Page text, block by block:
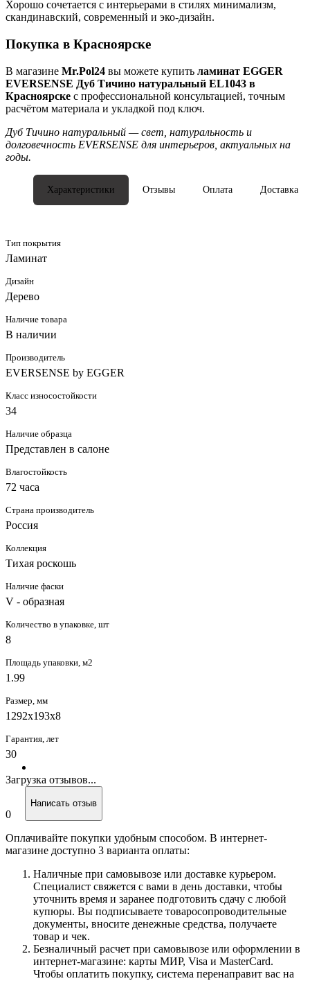
Хорошо сочетается с интерьерами в стилях минимализм,
скандинавский, современный и эко-дизайн.
Покупка в Красноярске
В магазине Mr.Pol24 вы можете купить ламинат EGGER
EVERSENSE Дуб Тичино натуральный EL1043 в
Красноярске с профессиональной консультацией, точным
расчётом материала и укладкой под ключ.
Дуб Тичино натуральный — свет, натуральность и
долговечность EVERSENSE для интерьеров, актуальных на
годы.
Характеристики Отзывы Оплата Доставка
Тип покрытия
Ламинат
Дизайн
Дерево
Наличие товара
В наличии
Производитель
EVERSENSE by EGGER
Класс износостойкости
34
Наличие образца
Представлен в салоне
Влагостойкость
72 часа
Страна производитель
Россия
Коллекция
Тихая роскошь
Наличие фаски
V - образная
Количество в упаковке, шт
8
Площадь упаковки, м2
1.99
Размер, мм
1292х193x8
Гарантия, лет
30
Загрузка отзывов...
0
Написать отзыв
Оплачивайте покупки удобным способом. В интернет-
магазине доступно 3 варианта оплаты:
Наличные при самовывозе или доставке курьером.
Специалист свяжется с вами в день доставки, чтобы
уточнить время и заранее подготовить сдачу с любой
купюры. Вы подписываете товаросопроводительные
документы, вносите денежные средства, получаете
товар и чек.
Безналичный расчет при самовывозе или оформлении в
интернет-магазине: карты МИР, Visa и MasterCard.
Чтобы оплатить покупку, система перенаправит вас на